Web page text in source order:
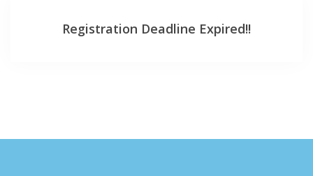
Registration Deadline Expired!!